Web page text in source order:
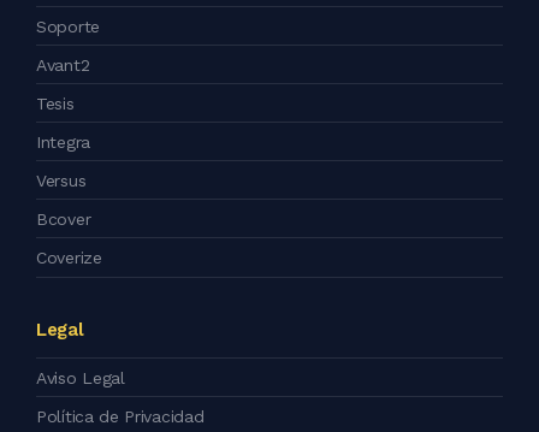
Soporte
Avant2
Tesis
Integra
Versus
Bcover
Coverize
Legal
Aviso Legal
Política de Privacidad